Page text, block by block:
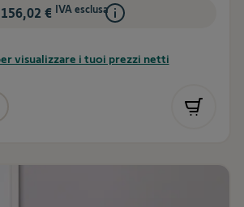
156,02 € IVA esclusa
visualizzare i tuoi prezzi netti